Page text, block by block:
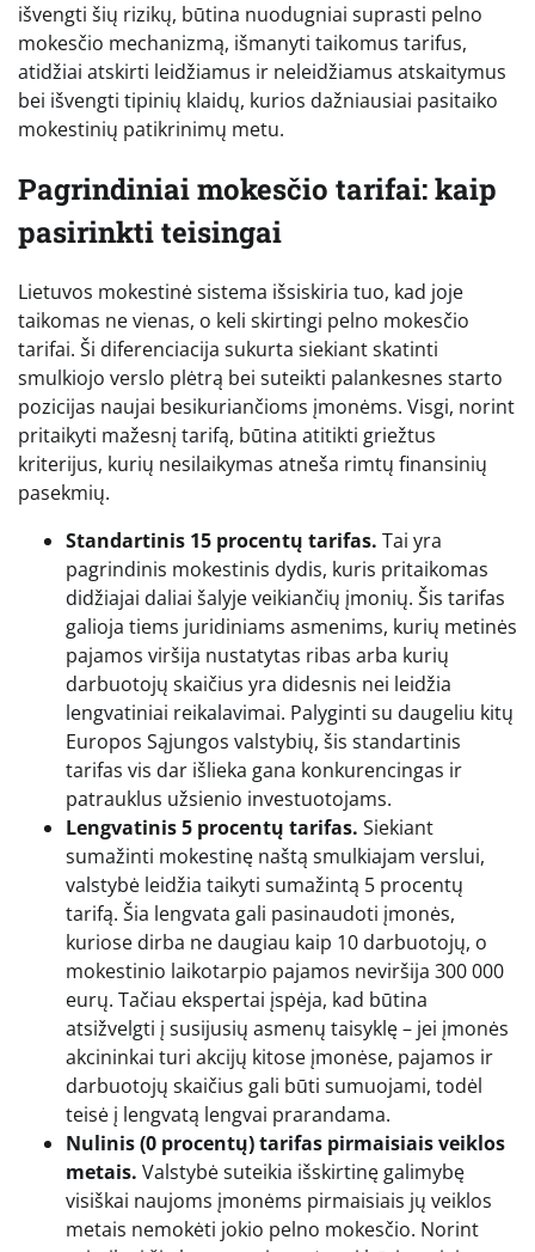
išvengti šių rizikų, būtina nuodugniai suprasti pelno
mokesčio mechanizmą, išmanyti taikomus tarifus,
atidžiai atskirti leidžiamus ir neleidžiamus atskaitymus
bei išvengti tipinių klaidų, kurios dažniausiai pasitaiko
mokestinių patikrinimų metu.
Pagrindiniai mokesčio tarifai: kaip
pasirinkti teisingai
Lietuvos mokestinė sistema išsiskiria tuo, kad joje
taikomas ne vienas, o keli skirtingi pelno mokesčio
tarifai. Ši diferenciacija sukurta siekiant skatinti
smulkiojo verslo plėtrą bei suteikti palankesnes starto
pozicijas naujai besikuriančioms įmonėms. Visgi, norint
pritaikyti mažesnį tarifą, būtina atitikti griežtus
kriterijus, kurių nesilaikymas atneša rimtų finansinių
pasekmių.
Standartinis 15 procentų tarifas. Tai yra
pagrindinis mokestinis dydis, kuris pritaikomas
didžiajai daliai šalyje veikiančių įmonių. Šis tarifas
galioja tiems juridiniams asmenims, kurių metinės
pajamos viršija nustatytas ribas arba kurių
darbuotojų skaičius yra didesnis nei leidžia
lengvatiniai reikalavimai. Palyginti su daugeliu kitų
Europos Sąjungos valstybių, šis standartinis
tarifas vis dar išlieka gana konkurencingas ir
patrauklus užsienio investuotojams.
Lengvatinis 5 procentų tarifas. Siekiant
sumažinti mokestinę naštą smulkiajam verslui,
valstybė leidžia taikyti sumažintą 5 procentų
tarifą. Šia lengvata gali pasinaudoti įmonės,
kuriose dirba ne daugiau kaip 10 darbuotojų, o
mokestinio laikotarpio pajamos neviršija 300 000
eurų. Tačiau ekspertai įspėja, kad būtina
atsižvelgti į susijusių asmenų taisyklę – jei įmonės
akcininkai turi akcijų kitose įmonėse, pajamos ir
darbuotojų skaičius gali būti sumuojami, todėl
teisė į lengvatą lengvai prarandama.
Nulinis (0 procentų) tarifas pirmaisiais veiklos
metais. Valstybė suteikia išskirtinę galimybę
visiškai naujoms įmonėms pirmaisiais jų veiklos
metais nemokėti jokio pelno mokesčio. Norint